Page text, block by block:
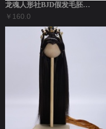
龙魂人形社BJD假发毛胚发 尉迟恭 同款...
￥160.0